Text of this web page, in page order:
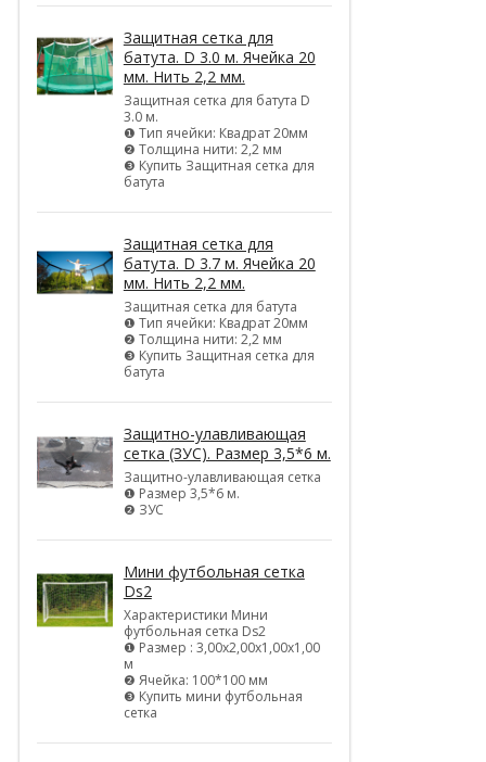
Защитная сетка для
батута. D 3.0 м. Ячейка 20
мм. Нить 2,2 мм.
Защитная сетка для батута D
3.0 м.
❶ Тип ячейки: Квадрат 20мм
❷ Толщина нити: 2,2 мм
❸ Купить Защитная сетка для
батута
Защитная сетка для
батута. D 3.7 м. Ячейка 20
мм. Нить 2,2 мм.
Защитная сетка для батута
❶ Тип ячейки: Квадрат 20мм
❷ Толщина нити: 2,2 мм
❸ Купить Защитная сетка для
батута
Защитно-улавливающая
сетка (ЗУС). Размер 3,5*6 м.
Защитно-улавливающая сетка
❶ Размер 3,5*6 м.
❷ ЗУС
Мини футбольная сетка
Ds2
Характеристики Мини
футбольная сетка Ds2
❶ Размер : 3,00х2,00х1,00х1,00
м
❷ Ячейка: 100*100 мм
❸ Купить мини футбольная
сетка